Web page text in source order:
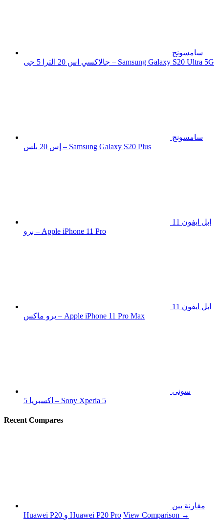
سامسونج
جالاكسي اس 20 الترا 5 جى – Samsung Galaxy S20 Ultra 5G
سامسونج
إس 20 بلس – Samsung Galaxy S20 Plus
ابل ايفون 11
برو – Apple iPhone 11 Pro
ابل ايفون 11
برو ماكس – Apple iPhone 11 Pro Max
سونى
اكسبريا 5 – Sony Xperia 5
Recent Compares
مقارنة بين
Huawei P20 و Huawei P20 Pro View Comparison →